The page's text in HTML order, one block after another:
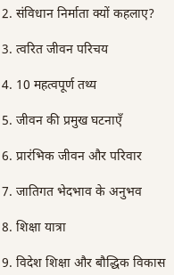
संविधान निर्माता क्यों कहलाए?
त्वरित जीवन परिचय
10 महत्वपूर्ण तथ्य
जीवन की प्रमुख घटनाएँ
प्रारंभिक जीवन और परिवार
जातिगत भेदभाव के अनुभव
शिक्षा यात्रा
विदेश शिक्षा और बौद्धिक विकास